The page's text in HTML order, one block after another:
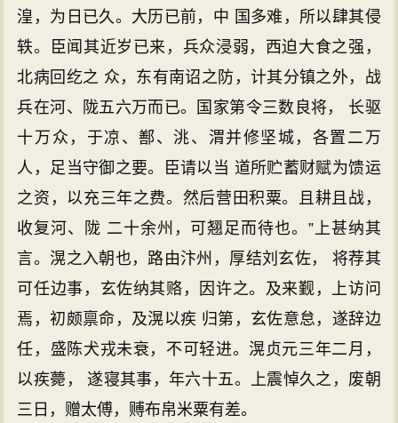
湟，为日已久。大历已前，中 国多难，所以肆其侵
轶。臣闻其近岁已来，兵众浸弱，西迫大食之强，
北病回纥之 众，东有南诏之防，计其分镇之外，战
兵在河、陇五六万而已。国家第令三数良将， 长驱
十万众，于凉、鄯、洮、渭并修坚城，各置二万
人，足当守御之要。臣请以当 道所贮蓄财赋为馈运
之资，以充三年之费。然后营田积粟。且耕且战，
收复河、陇 二十余州，可翘足而待也。”上甚纳其
言。滉之入朝也，路由汴州，厚结刘玄佐， 将荐其
可任边事，玄佐纳其赂，因许之。及来觐，上访问
焉，初颇禀命，及滉以疾 归第，玄佐意怠，遂辞边
任，盛陈犬戎未衰，不可轻进。滉贞元三年二月，
以疾薨， 遂寝其事，年六十五。上震悼久之，废朝
三日，赠太傅，赙布帛米粟有差。